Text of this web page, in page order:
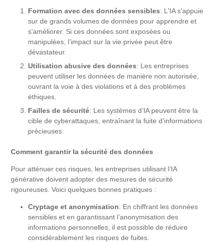
Formation avec des données sensibles: L'IA s'appuie
sur de grands volumes de données pour apprendre et
s'améliorer. Si ces données sont exposées ou
manipulées, l’impact sur la vie privée peut être
dévastateur.
Utilisation abusive des données: Les entreprises
peuvent utiliser les données de manière non autorisée,
ouvrant la voie à des violations et à des problèmes
éthiques.
Failles de sécurité: Les systèmes d’IA peuvent être la
cible de cyberattaques, entraînant la fuite d’informations
précieuses.
Comment garantir la sécurité des données
Pour atténuer ces risques, les entreprises utilisant l’IA
générative doivent adopter des mesures de sécurité
rigoureuses. Voici quelques bonnes pratiques :
Cryptage et anonymisation: En chiffrant les données
sensibles et en garantissant l’anonymisation des
informations personnelles, il est possible de réduire
considérablement les risques de fuites.